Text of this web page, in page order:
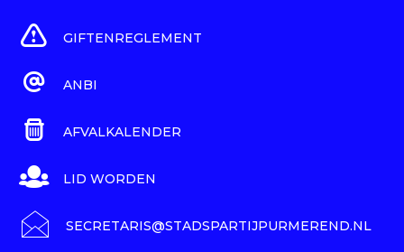
GIFTENREGLEMENT
ANBI
AFVALKALENDER
LID WORDEN
SECRETARIS@STADSPARTIJPURMEREND.NL